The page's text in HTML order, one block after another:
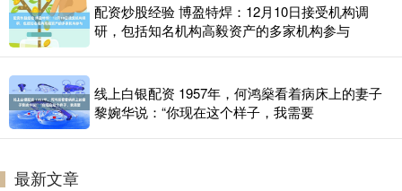
配资炒股经验 博盈特焊：12月10日接受机构调
研，包括知名机构高毅资产的多家机构参与
线上白银配资 1957年，何鸿燊看着病床上的妻子
黎婉华说：“你现在这个样子，我需要
最新文章